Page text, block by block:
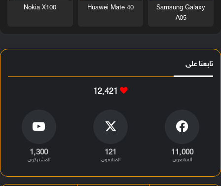
Samsung Galaxy
A05
Huawei Mate 40
Nokia X100
تابعنا على
12٬421
11٬000
المتابعون
121
المتابعون
1٬300
المشتركون